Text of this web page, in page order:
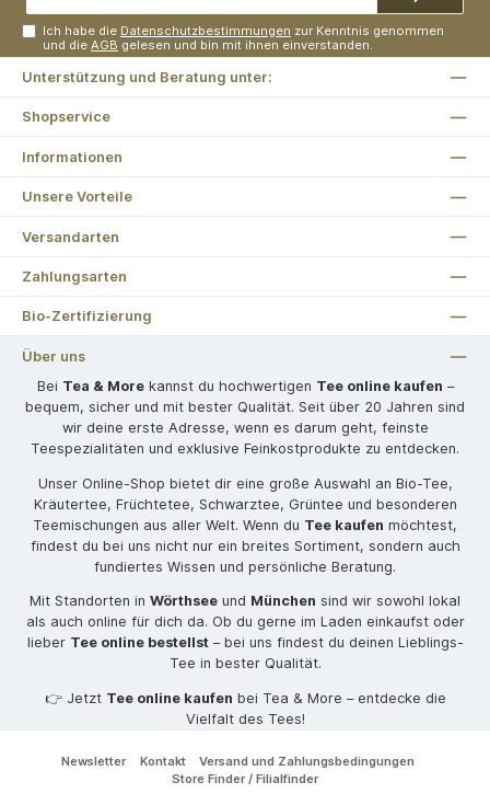
Ich habe die Datenschutzbestimmungen zur Kenntnis genommen
und dieAGB gelesen und bin mit ihnen einverstanden.
Unterstützung und Beratung unter:
Shopservice
Informationen
Unsere Vorteile
Versandarten
Zahlungsarten
Bio-Zertifizierung
Über uns
Bei Tea & Morekannst du hochwertigen Tee online kaufen –
bequem, sicher und mit bester Qualität. Seit über 20 Jahren sind
wir deine erste Adresse, wenn es darum geht, feinste
Teespezialitäten und exklusive Feinkostprodukte zu entdecken.
Unser Online-Shop bietet dir eine große Auswahl an Bio-Tee,
Kräutertee, Früchtetee, Schwarztee, Grüntee und besonderen
Teemischungen aus aller Welt. Wenn du Tee kaufen möchtest,
findest du bei uns nicht nur ein breites Sortiment, sondern auch
fundiertes Wissen und persönliche Beratung.
Mit Standorten in Wörthsee und München sind wir sowohl lokal
als auch online für dich da. Ob du gerne im Laden einkaufst oder
lieber Tee online bestellst– bei uns findest du deinen Lieblings-
Tee in bester Qualität.
👉 Jetzt Tee online kaufen bei Tea & More – entdecke die
Vielfalt des Tees!
Newsletter Kontakt
Versand und Zahlungsbedingungen
Store Finder / Filialfinder